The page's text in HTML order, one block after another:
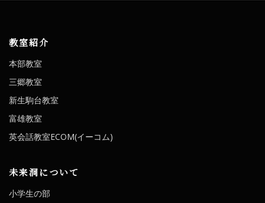
教室紹介
本部教室
三郷教室
新生駒台教室
富雄教室
英会話教室ECOM(イーコム)
未来洞について
小学生の部